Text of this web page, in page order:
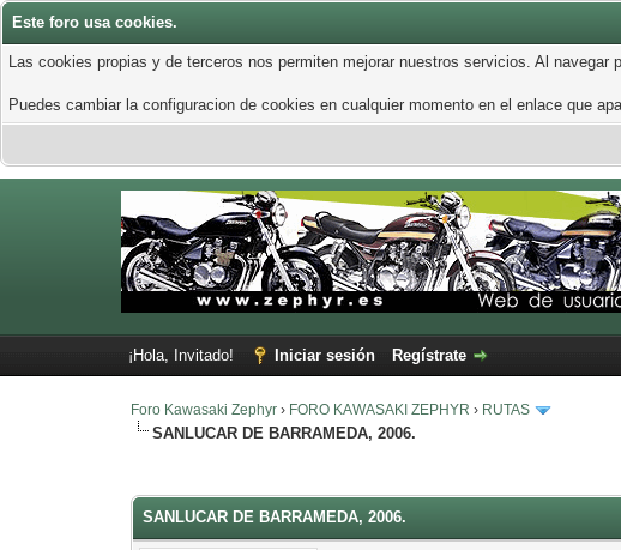
Este foro usa cookies.
Las cookies propias y de terceros nos permiten mejorar nuestros servicios. Al
Puedes cambiar la configuracion de cookies en cualquier momento en el enlace que
¡Hola, Invitado! Iniciar sesión Regístrate
Foro Kawasaki Zephyr › FORO KAWASAKI ZEPHYR › RUTAS
SANLUCAR DE BARRAMEDA, 2006.
SANLUCAR DE BARRAMEDA, 2006.